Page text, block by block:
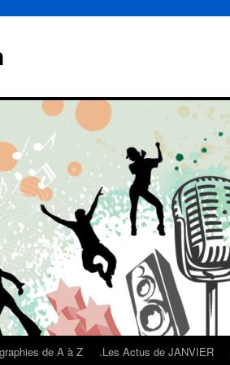
de A à Z .Les Actus de JANVIER